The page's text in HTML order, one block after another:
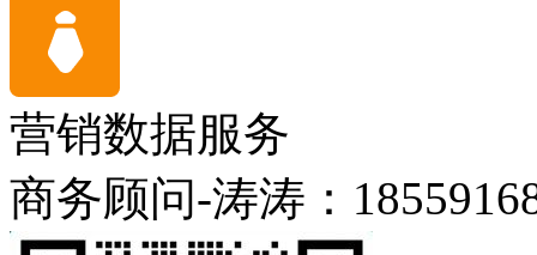
营销数据服务
商务顾问-涛涛：